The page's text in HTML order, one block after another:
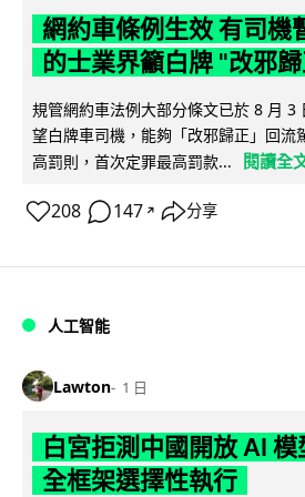
網約車條例生效 有司機
的士業界籲白牌 "改邪
規管網約車法例大部分條文已於 8 月 3
望白牌車司機，能夠「改邪歸正」回流
高罰則，首次定罪最高罰款...
閱讀全
208 147 ↗ 分享
人工智能
Lawton 1 日
白宮拒測中國開放 AI
全框架選擇性執行